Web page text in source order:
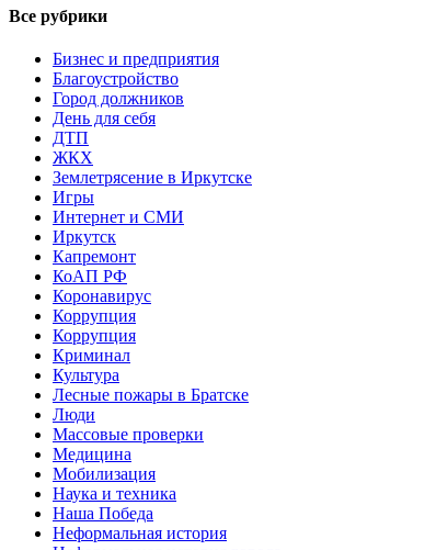
Все рубрики
Бизнес и предприятия
Благоустройство
Город должников
День для себя
ДТП
ЖКХ
Землетрясение в Иркутске
Игры
Интернет и СМИ
Иркутск
Капремонт
КоАП РФ
Коронавирус
Коррупция
Коррупция
Криминал
Культура
Лесные пожары в Братске
Люди
Массовые проверки
Медицина
Мобилизация
Наука и техника
Наша Победа
Неформальная история